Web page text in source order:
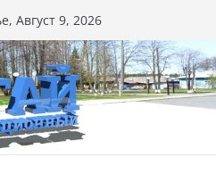
Август 9, 2026